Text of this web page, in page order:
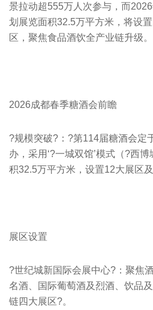
景拉动超555万人次参与，而
划展览面积32.5万平方米，将设
区，聚焦食品酒饮全产业链升级。
2026成都春季糖酒会前瞻
?规模突破?：?第114届糖酒会定
办，采用‘?一城双馆’模式（?西
积32.5万平方米，设置12大展区
展区设置
?世纪城新国际会展中心?：聚焦
名酒、国际葡萄酒及烈酒、饮品
链四大展区?。